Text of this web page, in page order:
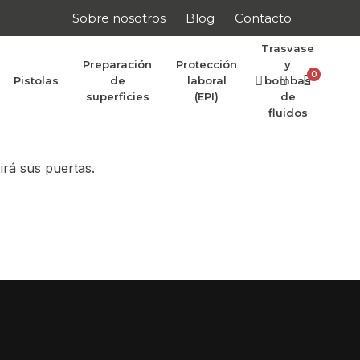
Sobre nosotros Blog Contacto
Pistolas
Preparación
de
superficies
Protección
laboral
(EPI)
Trasvase
y
bombas
de
fluidos
0
anunciar
sus puertas.